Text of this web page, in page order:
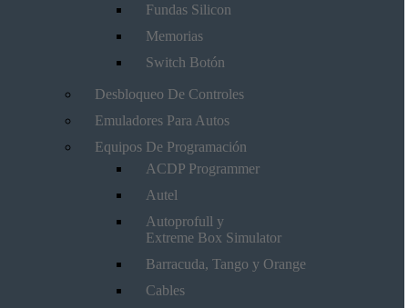
Fundas Silicon
Memorias
Switch Botón
Desbloqueo De Controles
Emuladores Para Autos
Equipos De Programación
ACDP Programmer
Autel
Autoprofull y
Extreme Box Simulator
Barracuda, Tango y Orange
Cables